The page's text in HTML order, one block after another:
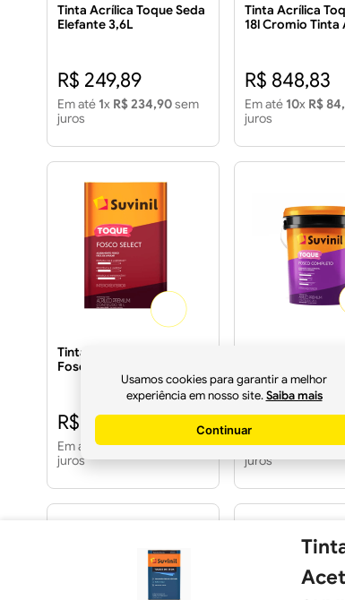
Usamos cookies para garantir a melhor
experiência em nosso site. Saiba mais
Continuar
Tinta Acrílica Toque Seda
Elefante 3,6L
R$ 249,89
Em até 1x R$ 234,90sem
juros
Tinta Acrílica
18l Cromio Tinta
R$ 848,83
Em até 10x R$
juros
Tinta Acrílica Toque
Fosco Select Branco
Neve 18 Litros
R$ 521,17
Em até10xR$ 52,11sem
juros
Branco -SUVINIL
R$ 712,66
Em até10xR$
juros